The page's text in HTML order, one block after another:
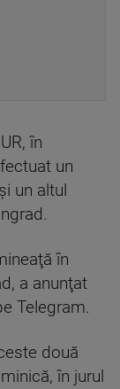
în
un
un altul
în
a anunţat
Telegram.
două
în jurul